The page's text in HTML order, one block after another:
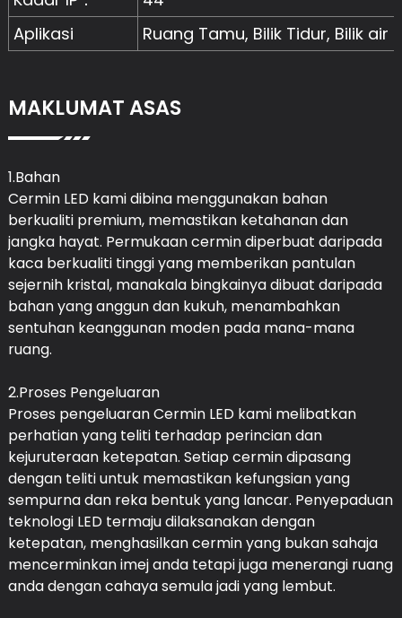
Aplikasi
Ruang Tamu, Bilik Tidur, Bilik air
MAKLUMAT ASAS
1.Bahan
Cermin LED kami dibina menggunakan bahan
berkualiti premium, memastikan ketahanan dan
jangka hayat. Permukaan cermin diperbuat daripada
kaca berkualiti tinggi yang memberikan pantulan
sejernih kristal, manakala bingkainya dibuat daripada
bahan yang anggun dan kukuh, menambahkan
sentuhan keanggunan moden pada mana-mana
ruang.
2.Proses Pengeluaran
Proses pengeluaran Cermin LED kami melibatkan
perhatian yang teliti terhadap perincian dan
kejuruteraan ketepatan. Setiap cermin dipasang
dengan teliti untuk memastikan kefungsian yang
sempurna dan reka bentuk yang lancar. Penyepaduan
teknologi LED termaju dilaksanakan dengan
ketepatan, menghasilkan cermin yang bukan sahaja
mencerminkan imej anda tetapi juga menerangi ruang
anda dengan cahaya semula jadi yang lembut.